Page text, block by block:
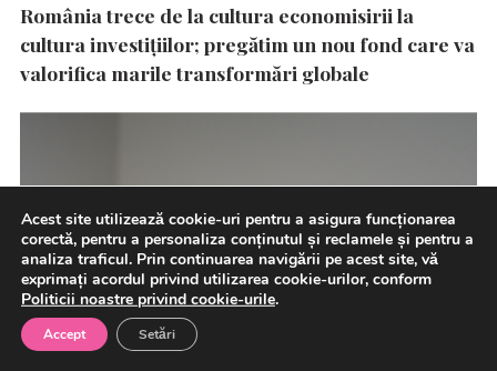
România trece de la cultura economisirii la
cultura investițiilor; pregătim un nou fond care va
valorifica marile transformări globale
Acest site utilizează cookie-uri pentru a asigura funcționarea
corectă, pentru a personaliza conținutul și reclamele și pentru a
analiza traficul. Prin continuarea navigării pe acest site, vă
exprimați acordul privind utilizarea cookie-urilor, conform
Politicii noastre privind cookie-urile.
Accept Setări